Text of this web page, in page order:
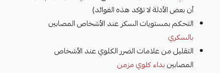
أن بعض الأدلة لا تؤكد هذه الفوائد)
التحكم بمستويات السكر عند الأشخاص المصابين
بالسكري
التقليل من علامات الضرر الكلوي عند الأشخاص
المصابينبداء كلوي مزمن